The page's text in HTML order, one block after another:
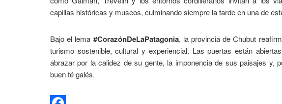
capillas históricas y museos, culminando siempre la tarde en una de
​Bajo el lema #CorazónDeLaPatagonia, la provincia de Chubut
turismo sostenible, cultural y experiencial. Las puertas están
abrazar por la calidez de su gente, la imponencia de sus paisajes y,
buen té galés.